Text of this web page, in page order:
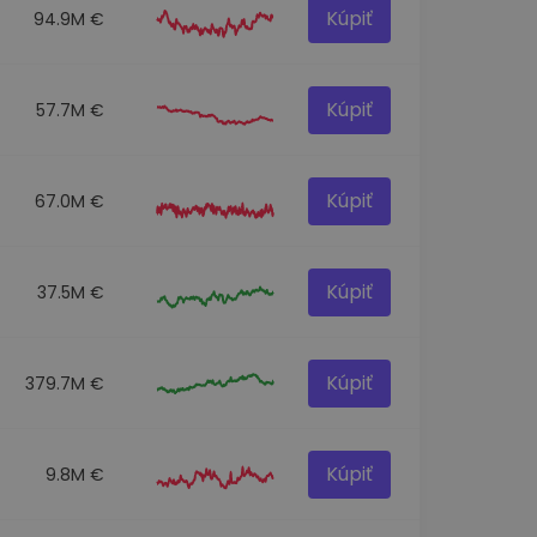
94.9M € Kúpiť
57.7M € Kúpiť
67.0M € Kúpiť
37.5M € Kúpiť
379.7M € Kúpiť
9.8M € Kúpiť